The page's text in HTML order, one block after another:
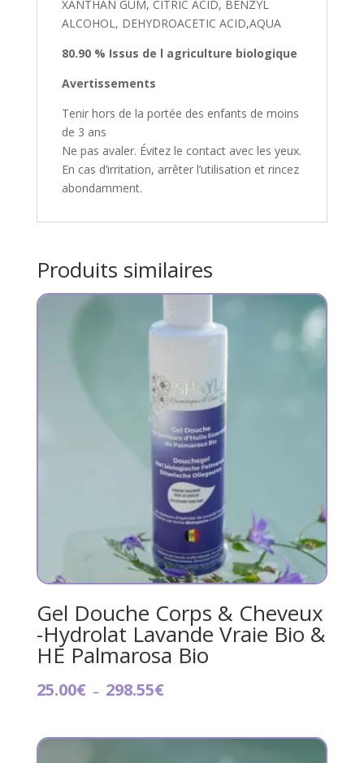
XANTHAN GUM, CITRIC ACID, BENZYL
ALCOHOL, DEHYDROACETIC ACID,AQUA
80.90 % Issus de l agriculture biologique
Avertissements
Tenir hors de la portée des enfants de moins
de 3 ans
Ne pas avaler. Évitez le contact avec les yeux.
En cas d’irritation, arrêter l’utilisation et rincez
abondamment.
Produits similaires
Gel Douche Corps & Cheveux
-Hydrolat Lavande Vraie Bio &
HE Palmarosa Bio
25.00€ – 298.55€Plage
25.00€